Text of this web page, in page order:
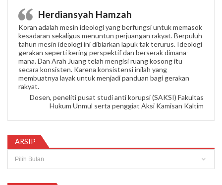
Herdiansyah Hamzah
Koran adalah mesin ideologi yang berfungsi untuk memasok
kesadaran sekaligus menuntun perjuangan rakyat. Berpuluh
tahun mesin ideologi ini dibiarkan lapuk tak terurus. Ideologi
gerakan seperti kering perspektif dan berserak dimana-
mana. Dan Arah Juang telah mengisi ruang kosong itu
secara konsisten. Karena konsistensi inilah yang
membuatnya layak untuk menjadi panduan bagi gerakan
rakyat.
Dosen, peneliti pusat studi anti korupsi (SAKSI) Fakultas
Hukum Unmul serta penggiat Aksi Kamisan Kaltim
ARSIP